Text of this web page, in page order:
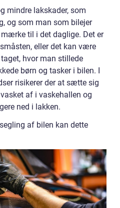
mindre lakskader, som
og som man som bilejer
til i det daglige. Det er
eller det kan være
hvor man stillede
børn og tasker i bilen. I
risikerer der at sætte sig
af i vaskehallen og
ned i lakken.
af bilen kan dette